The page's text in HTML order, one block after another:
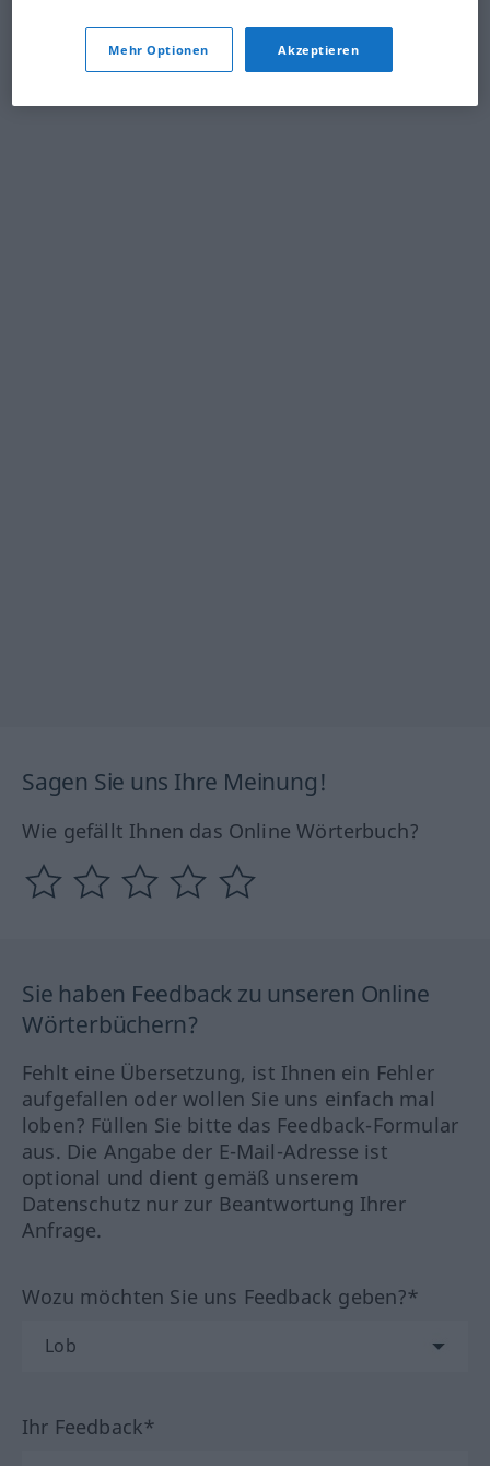
Sagen Sie uns Ihre Meinung!
Wie gefällt Ihnen das Online Wörterbuch?
Sie haben Feedback zu unseren Online
Wörterbüchern?
Fehlt eine Übersetzung, ist Ihnen ein Fehler
aufgefallen oder wollen Sie uns einfach mal
loben? Füllen Sie bitte das Feedback-Formular
aus. Die Angabe der E-Mail-Adresse ist
optional und dient gemäß unserem
Datenschutz nur zur Beantwortung Ihrer
Anfrage.
Wozu möchten Sie uns Feedback geben?*
Ihr Feedback*
Mehr Optionen Akzeptieren